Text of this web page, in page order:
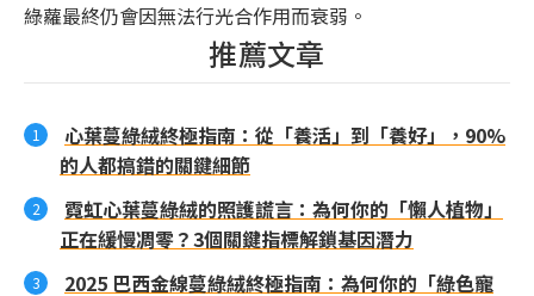
綠蘿最終仍會因無法行光合作用而衰弱。
推薦文章
心葉蔓綠絨終極指南：從「養活」到「養好」，90%
的人都搞錯的關鍵細節
霓虹心葉蔓綠絨的照護謊言：為何你的「懶人植物」
正在緩慢凋零？3個關鍵指標解鎖基因潛力
2025 巴西金線蔓綠絨終極指南：為何你的「綠色寵